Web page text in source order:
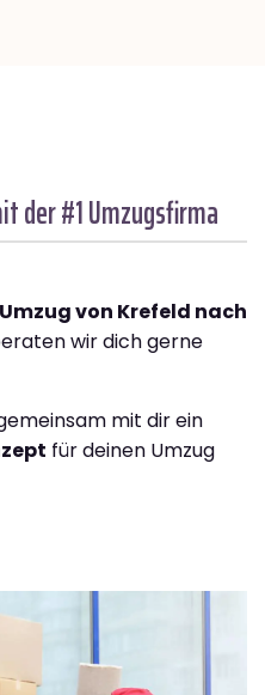
der #1 Umzugsfirma
von Krefeld nach
wir dich gerne
mit dir ein
für deinen Umzug